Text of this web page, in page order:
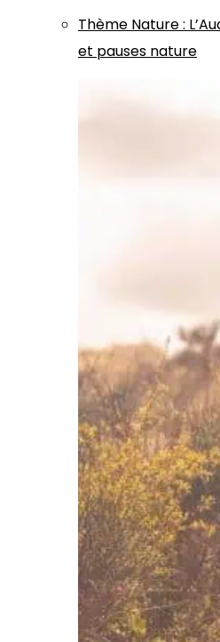
Thème Nature:
et pauses nature